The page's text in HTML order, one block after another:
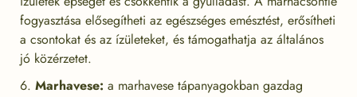
fogyasztása elősegítheti az egészséges emésztést, erősítheti
a csontokat és az ízületeket, és támogathatja az általános
jó közérzetet.
Marhavese: a marhavese tápanyagokban gazdag